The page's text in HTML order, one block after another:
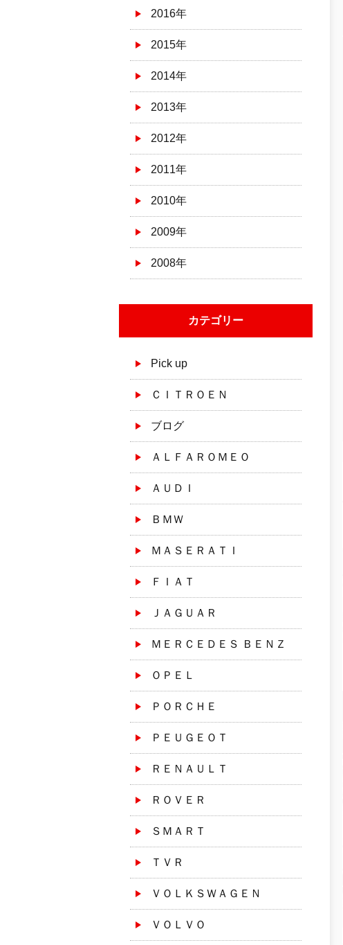
2016年
2015年
2014年
2013年
2012年
2011年
2010年
2009年
2008年
カテゴリー
Pick up
ＣＩＴＲＯＥＮ
ブログ
ＡＬＦＡＲＯＭＥＯ
ＡＵＤＩ
ＢＭＷ
ＭＡＳＥＲＡＴＩ
ＦＩＡＴ
ＪＡＧＵＡＲ
ＭＥＲＣＥＤＥＳ ＢＥＮＺ
ＯＰＥＬ
ＰＯＲＣＨＥ
ＰＥＵＧＥＯＴ
ＲＥＮＡＵＬＴ
ＲＯＶＥＲ
ＳＭＡＲＴ
ＴＶＲ
ＶＯＬＫＳＷＡＧＥＮ
ＶＯＬＶＯ